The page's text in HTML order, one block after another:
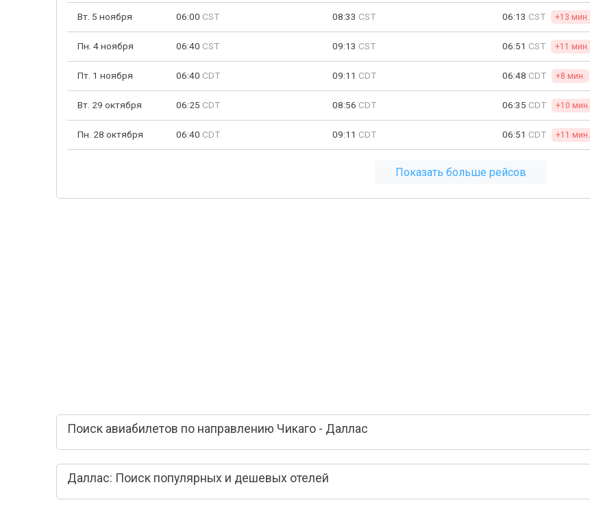
Вт. 5 ноября 06:00 CST 08:33 CST 06:13 CST +13 мин.
Пн. 4 ноября 06:40 CST 09:13 CST 06:51 CST +11 мин.
Пт. 1 ноября 06:40 CDT 09:11 CDT 06:48 CDT +8 мин.
Вт. 29 октября 06:25 CDT 08:56 CDT 06:35 CDT +10 мин.
Пн. 28 октября 06:40 CDT 09:11 CDT 06:51 CDT +11 мин.
Показать больше рейсов
Поиск авиабилетов по направлению Чикаго - Даллас
Даллас: Поиск популярных и дешевых отелей